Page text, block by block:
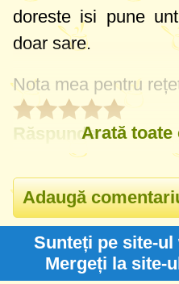
doreste isi pune
doar sare.
Nota mea pentru
RăspundeArată toate
Sunteți pe site-
Mergeți la site-